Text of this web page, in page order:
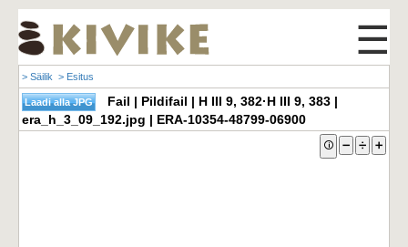
☰
> Säilik > Esitus
Fail | Pildifail | H III 9, 382·H III 9, 383 |
era_h_3_09_192.jpg | ERA-10354-48799-06900